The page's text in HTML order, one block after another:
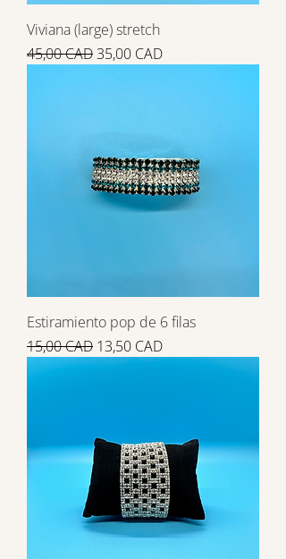
Viviana (large) stretch
Precio
45,00 CADPrecio de oferta
35,00 CAD
Estiramiento pop de 6 filas
Precio
15,00 CAD Precio de oferta
13,50 CAD